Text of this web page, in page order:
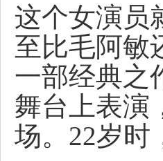
这个女演员
至比毛阿敏
一部经典之
舞台上表演
场。22岁时